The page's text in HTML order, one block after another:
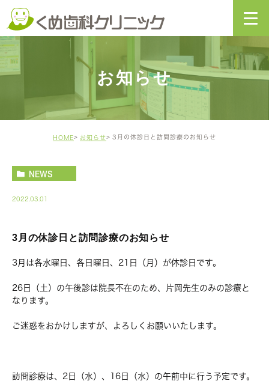
お知らせ
HOME お知らせ 3月の休診日と訪問診療のお知らせ
NEWS
2022.03.01
3月の休診日と訪問診療のお知らせ
3月は各水曜日、各日曜日、21日（月）が休診日です。
26日（土）の午後診は院長不在のため、片岡先生のみの診療と
なります。
ご迷惑をおかけしますが、よろしくお願いいたします。
訪問診療は、2日（水）、16日（水）の午前中に行う予定です。